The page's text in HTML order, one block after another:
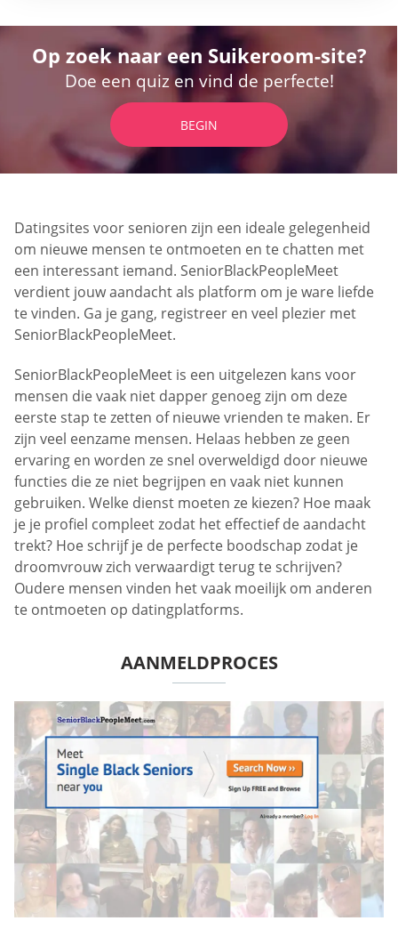
Op zoek naar een Suikeroom-site?
Doe een quiz en vind de perfecte!
BEGIN
Datingsites voor senioren zijn een ideale gelegenheid
om nieuwe mensen te ontmoeten en te chatten met
een interessant iemand. SeniorBlackPeopleMeet
verdient jouw aandacht als platform om je ware liefde
te vinden. Ga je gang, registreer en veel plezier met
SeniorBlackPeopleMeet.
SeniorBlackPeopleMeet is een uitgelezen kans voor
mensen die vaak niet dapper genoeg zijn om deze
eerste stap te zetten of nieuwe vrienden te maken. Er
zijn veel eenzame mensen. Helaas hebben ze geen
ervaring en worden ze snel overweldigd door nieuwe
functies die ze niet begrijpen en vaak niet kunnen
gebruiken. Welke dienst moeten ze kiezen? Hoe maak
je je profiel compleet zodat het effectief de aandacht
trekt? Hoe schrijf je de perfecte boodschap zodat je
droomvrouw zich verwaardigt terug te schrijven?
Oudere mensen vinden het vaak moeilijk om anderen
te ontmoeten op datingplatforms.
AANMELDPROCES